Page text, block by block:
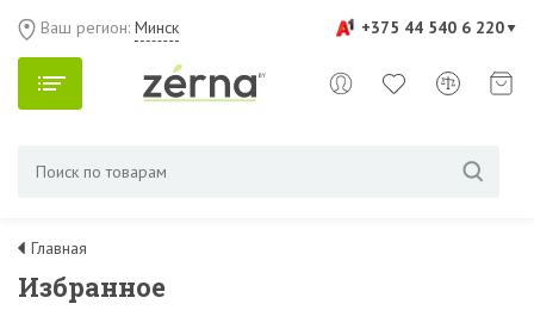
+375 44 540 6 220
Ваш регион: Минск
Главная
Избранное